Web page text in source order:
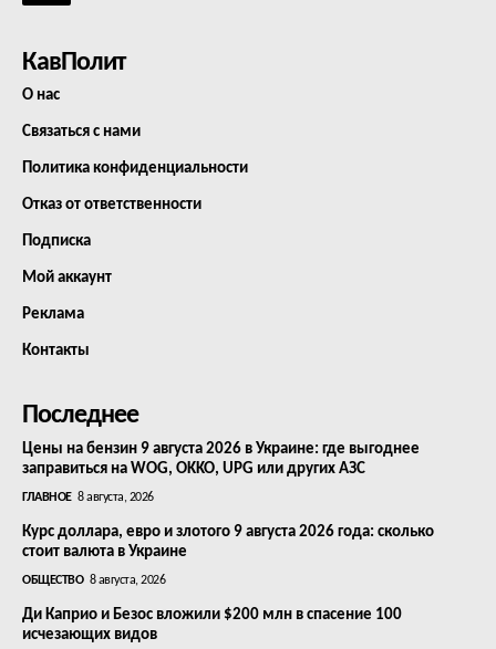
КавПолит
О нас
Связаться с нами
Политика конфиденциальности
Отказ от ответственности
Подписка
Мой аккаунт
Реклама
Контакты
Последнее
Цены на бензин 9 августа 2026 в Украине: где выгоднее
заправиться на WOG, OKKO, UPG или других АЗС
ГЛАВНОЕ 8 августа, 2026
Курс доллара, евро и злотого 9 августа 2026 года: сколько
стоит валюта в Украине
ОБЩЕСТВО 8 августа, 2026
Ди Каприо и Безос вложили $200 млн в спасение 100
исчезающих видов